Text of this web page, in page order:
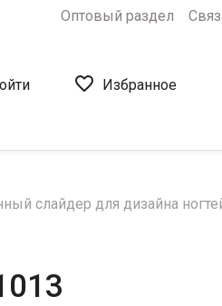
Оптовый раздел
 Избранное
слайдер для дизайна